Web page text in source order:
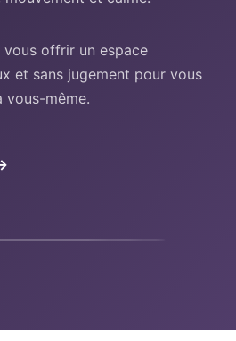
offrir un espace
et sans jugement pour vous
vous-même.